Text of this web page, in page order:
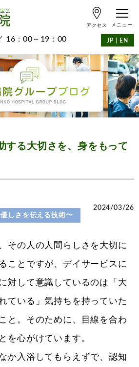
16：00～19：00
アクセス
JP EN
する大切さを、身をもって
しさを伝える技術〜
2024/03/26
その人の人間らしさを大切に
ことですが、デイサービスに
対して意識しているのは「大
ている」気持ちを持っていた
と。そのために、目線を合わ
を心がけています。
か入浴してもらえずで、認知